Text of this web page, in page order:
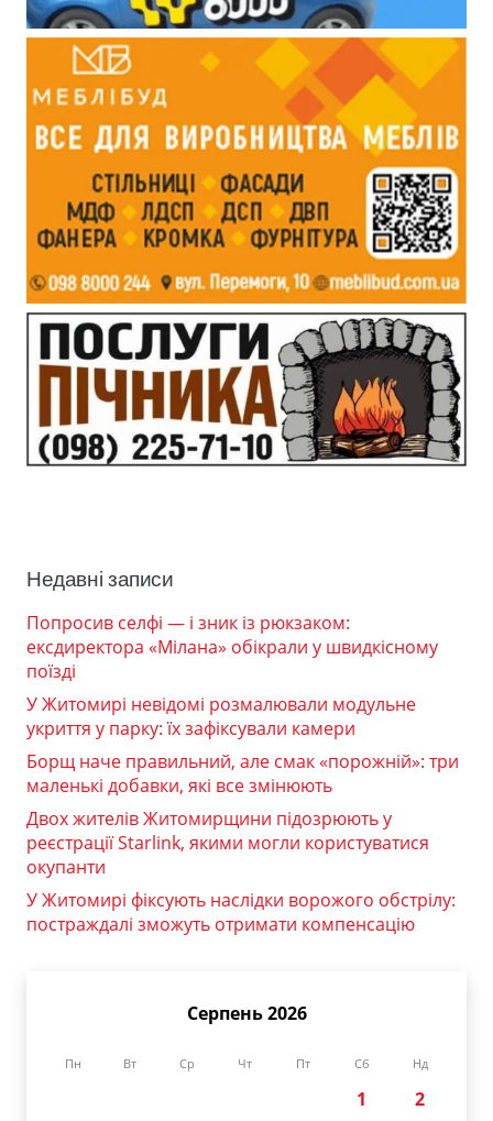
Недавні записи
Попросив селфі — і зник із рюкзаком:
ексдиректора «Мілана» обікрали у швидкісному
поїзді
У Житомирі невідомі розмалювали модульне
укриття у парку: їх зафіксували камери
Борщ наче правильний, але смак «порожній»: три
маленькі добавки, які все змінюють
Двох жителів Житомирщини підозрюють у
реєстрації Starlink, якими могли користуватися
окупанти
У Житомирі фіксують наслідки ворожого обстрілу:
постраждалі зможуть отримати компенсацію
Серпень 2026
Пн Вт Ср Чт Пт Сб Нд
1
2